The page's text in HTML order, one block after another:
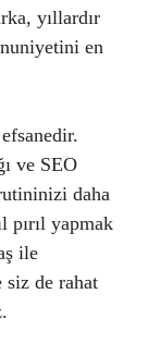
yıllardır
en
ve SEO
daha
pırıl yapmak
ile
de rahat